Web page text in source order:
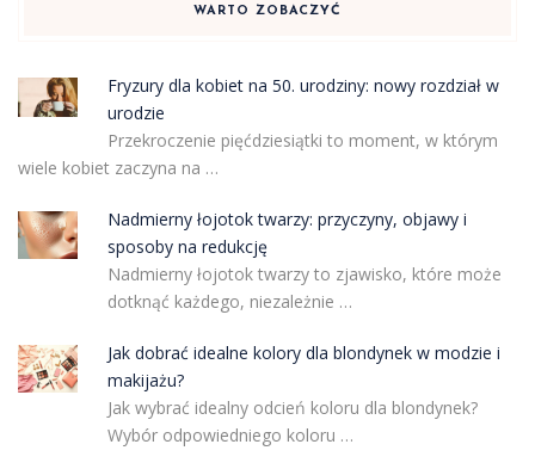
WARTO ZOBACZYĆ
Fryzury dla kobiet na 50. urodziny: nowy rozdział w
urodzie
Przekroczenie pięćdziesiątki to moment, w którym
wiele kobiet zaczyna na …
Nadmierny łojotok twarzy: przyczyny, objawy i
sposoby na redukcję
Nadmierny łojotok twarzy to zjawisko, które może
dotknąć każdego, niezależnie …
Jak dobrać idealne kolory dla blondynek w modzie i
makijażu?
Jak wybrać idealny odcień koloru dla blondynek?
Wybór odpowiedniego koloru …